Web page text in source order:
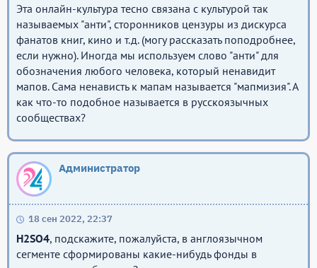
Эта онлайн-культура тесно связана с культурой так
называемых "анти", сторонников цензуры из дискурса
фанатов книг, кино и т.д. (могу рассказать поподробнее,
если нужно). Иногда мы используем слово "анти" для
обозначения любого человека, который ненавидит
мапов. Сама ненависть к мапам называется "мапмизия". А
как что-то подобное называется в русскоязычных
сообществах?
Администратор
18 сен 2022, 22:37
H2SO4, подскажите, пожалуйста, в англоязычном
сегменте сформированы какие-нибудь фонды в